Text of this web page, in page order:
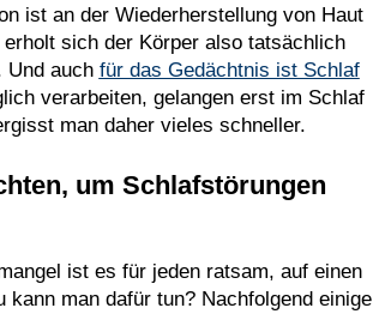
ist an der Wiederherstellung von Haut
sich der Körper also tatsächlich
Und auch für das Gedächtnis ist Schlaf
verarbeiten, gelangen erst im Schlaf
man daher vieles schneller.
um Schlafstörungen
ist es für jeden ratsam, auf einen
man dafür tun? Nachfolgend einige